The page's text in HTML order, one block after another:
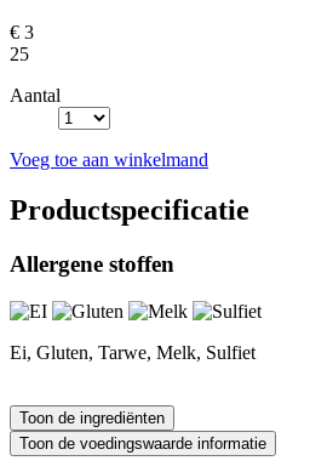
€ 3
25
Aantal
Voeg toe aan winkelmand
Productspecificatie
Allergene stoffen
Ei, Gluten, Tarwe, Melk, Sulfiet